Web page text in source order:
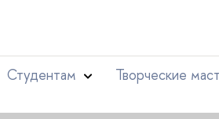
Студентам Творческие